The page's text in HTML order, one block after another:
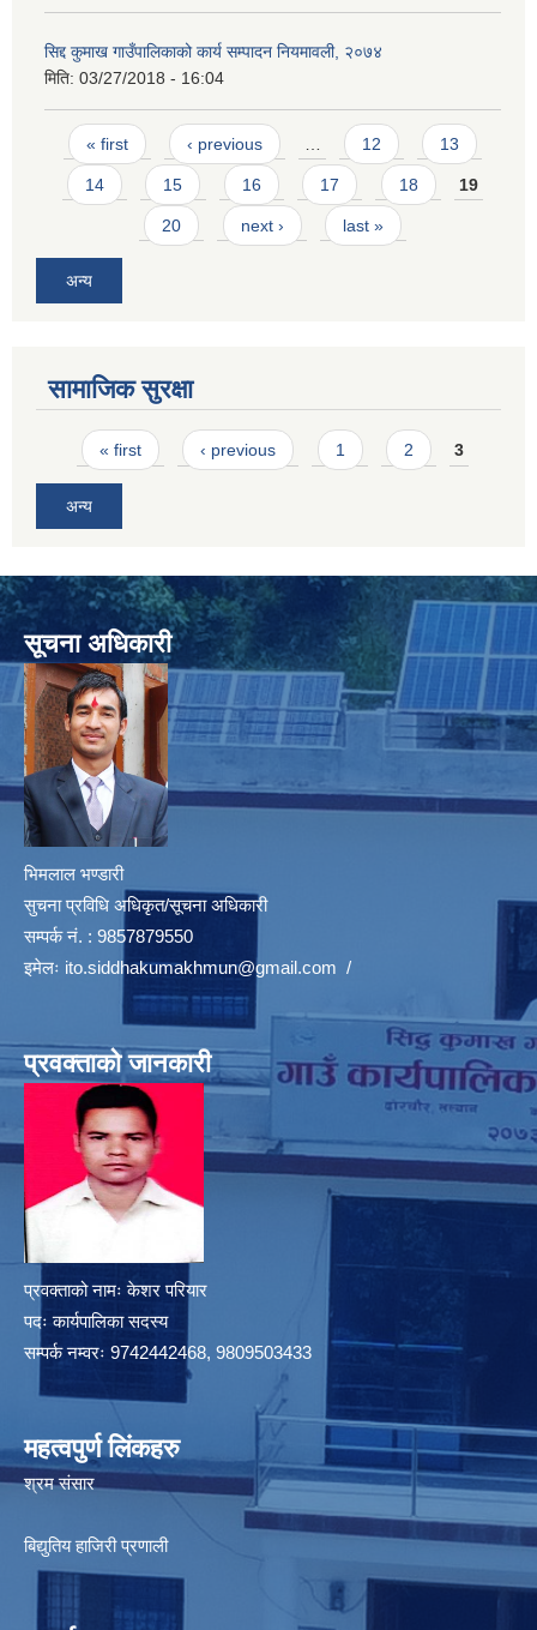
सिद्द कुमाख गाउँपालिकाको कार्य सम्पादन नियमावली, २०७४
मिति: 03/27/2018 - 16:04
Pages
« first ‹ previous 12 13
14 15 16 17 18 19
20 next › last »
अन्य
सामाजिक सुरक्षा
Pages
« first ‹ previous 1 2 3
अन्य
सूचना अधिकारी
भिमलाल भण्डारी
सुचना प्रविधि अधिकृत/सूचना अधिकारी
सम्पर्क नं. : 9857879550
इमेलः ito.siddhakumakhmun@gmail.com /
प्रवक्ताको जानकारी
प्रवक्ताको नामः केशर परियार
पदः कार्यपालिका सदस्य
सम्पर्क नम्वरः 9742442468, 9809503433
महत्वपुर्ण लिंकहरु
श्रम संसार
बिद्युतिय हाजिरी प्रणाली